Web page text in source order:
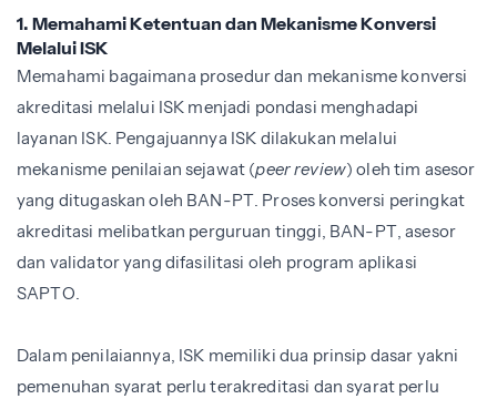
1. Memahami Ketentuan dan Mekanisme Konversi
Melalui ISK
Memahami bagaimana prosedur dan mekanisme konversi
akreditasi melalui ISK menjadi pondasi menghadapi
layanan ISK. Pengajuannya ISK dilakukan melalui
mekanisme penilaian sejawat (peer review) oleh tim asesor
yang ditugaskan oleh BAN-PT. Proses konversi peringkat
akreditasi melibatkan perguruan tinggi, BAN-PT, asesor
dan validator yang difasilitasi oleh program aplikasi
SAPTO.
Dalam penilaiannya, ISK memiliki dua prinsip dasar yakni
pemenuhan syarat perlu terakreditasi dan syarat perlu